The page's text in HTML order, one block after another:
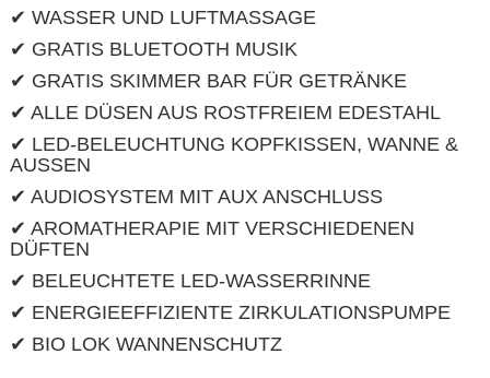
✔ WASSER UND LUFTMASSAGE
✔ GRATIS BLUETOOTH MUSIK
✔ GRATIS SKIMMER BAR FÜR GETRÄNKE
✔ ALLE DÜSEN AUS ROSTFREIEM EDESTAHL
✔ LED-BELEUCHTUNG KOPFKISSEN, WANNE &
AUSSEN
✔ AUDIOSYSTEM MIT AUX ANSCHLUSS
✔ AROMATHERAPIE MIT VERSCHIEDENEN
DÜFTEN
✔ BELEUCHTETE LED-WASSERRINNE
✔ ENERGIEEFFIZIENTE ZIRKULATIONSPUMPE
✔ BIO LOK WANNENSCHUTZ